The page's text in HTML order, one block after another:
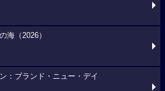
海（2026）
：ブランド・ニュー・デイ